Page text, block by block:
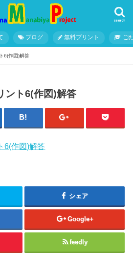
search
ブログ 無料プリント こ
6(作図)解答
ント6(作図)解答
6(作図)解答
シェア
Google+
feedly